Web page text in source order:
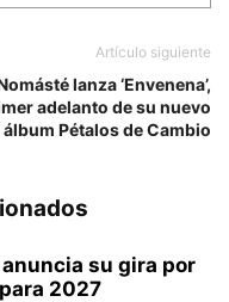
Artículo siguiente
lanza ‘Envenena’,
adelanto de su nuevo
álbum Pétalos de Cambio
su gira por
2027